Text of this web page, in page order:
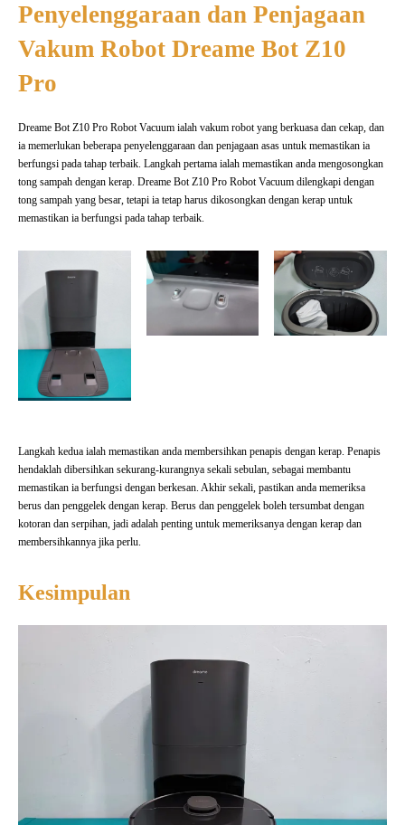
Penyelenggaraan dan Penjagaan
Vakum Robot Dreame Bot Z10
Pro
Dreame Bot Z10 Pro Robot Vacuum ialah vakum robot yang berkuasa dan cekap, dan
ia memerlukan beberapa penyelenggaraan dan penjagaan asas untuk memastikan ia
berfungsi pada tahap terbaik. Langkah pertama ialah memastikan anda mengosongkan
tong sampah dengan kerap. Dreame Bot Z10 Pro Robot Vacuum dilengkapi dengan
tong sampah yang besar, tetapi ia tetap harus dikosongkan dengan kerap untuk
memastikan ia berfungsi pada tahap terbaik.
Langkah kedua ialah memastikan anda membersihkan penapis dengan kerap. Penapis
hendaklah dibersihkan sekurang-kurangnya sekali sebulan, sebagai membantu
memastikan ia berfungsi dengan berkesan. Akhir sekali, pastikan anda memeriksa
berus dan penggelek dengan kerap. Berus dan penggelek boleh tersumbat dengan
kotoran dan serpihan, jadi adalah penting untuk memeriksanya dengan kerap dan
membersihkannya jika perlu.
Kesimpulan